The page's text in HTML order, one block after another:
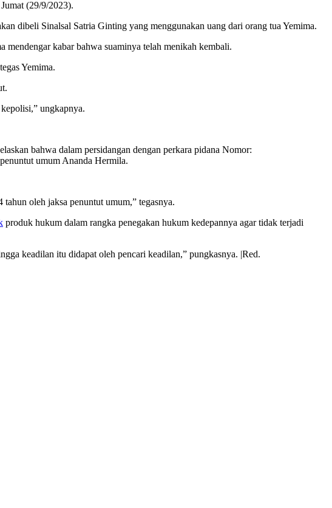
(29/9/2023).
dibeli Sinalsal Satria Ginting yang menggunakan uang dari orang tua Yemima.
mendengar kabar bahwa suaminya telah menikah kembali.
Yemima.
ungkapnya.
bahwa dalam persidangan dengan perkara pidana Nomor:
umum Ananda Hermila.
oleh jaksa penuntut umum,” tegasnya.
produk hukum dalam rangka penegakan hukum kedepannya agar tidak terjadi
keadilan itu didapat oleh pencari keadilan,” pungkasnya. |Red.